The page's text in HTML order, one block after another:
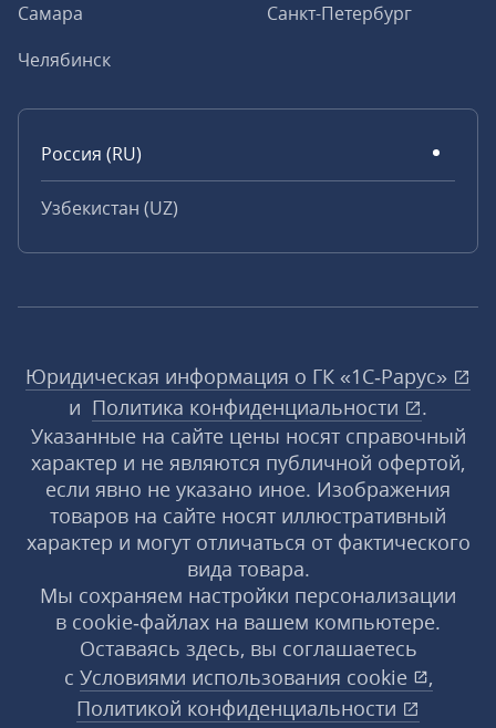
Самара
Санкт-Петербург
Челябинск
Россия (RU)
Узбекистан (UZ)
Юридическая информация о ГК «1С‑Рарус»
и Политика конфиденциальности
.
Указанные на сайте цены носят справочный
характер и не являются публичной офертой,
если явно не указано иное. Изображения
товаров на сайте носят иллюстративный
характер и могут отличаться от фактического
вида товара.
Мы сохраняем настройки персонализации
в cookie‑файлах на вашем компьютере.
Оставаясь здесь, вы соглашаетесь
с Условиями использования cookie
,
Политикой конфиденциальности